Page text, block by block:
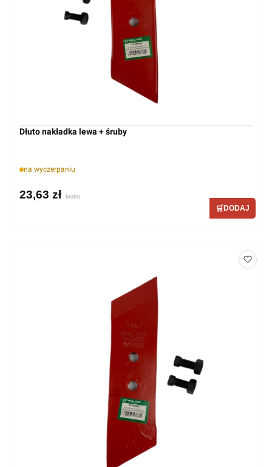
Dłuto nakładka lewa + śruby
na wyczerpaniu
23,63 zł